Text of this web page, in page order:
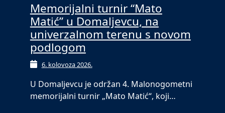
Memorijalni turnir “Mato
Matić” u Domaljevcu, na
univerzalnom terenu s novom
podlogom
6. kolovoza 2026.
U Domaljevcu je održan 4. Malonogometni
memorijalni turnir „Mato Matić“, koji…